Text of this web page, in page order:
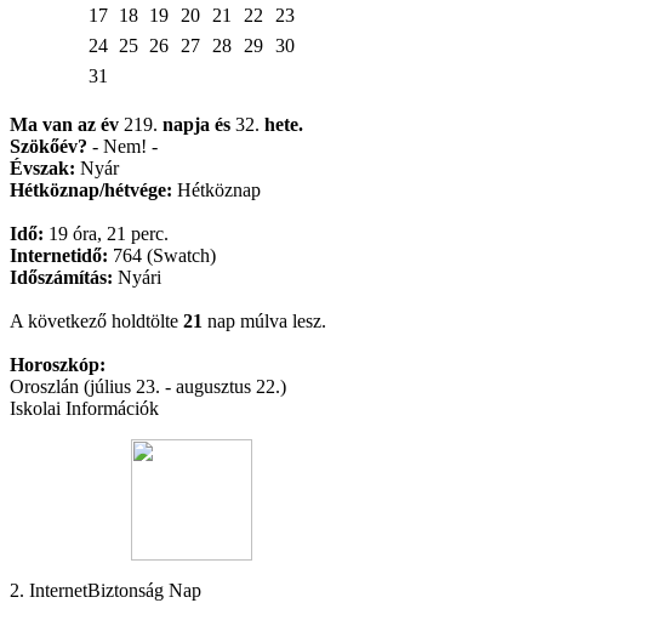
17 18 19 20 21 22
23
24 25 26 27 28 29
30
31
Ma van az év 219. napja és 32. hete.
Szökőév? - Nem! -
Évszak: Nyár
Hétköznap/hétvége: Hétköznap
Idő: 19 óra, 21 perc.
Internetidő: 764 (Swatch)
Időszámítás: Nyári
A következő holdtölte 21 nap múlva lesz.
Horoszkóp:
Oroszlán (július 23. - augusztus 22.)
Iskolai Információk
2. InternetBiztonság Nap